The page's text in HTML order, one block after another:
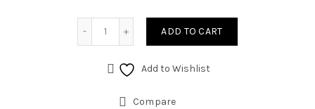
ADD TO CART
Add to Wishlist
Compare